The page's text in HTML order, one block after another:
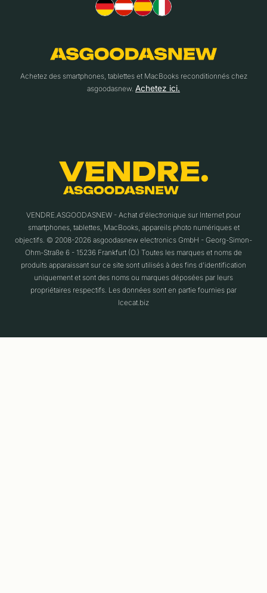
Achetez des smartphones, tablettes et MacBooks reconditionnés chez
asgoodasnew. Achetez ici.
VENDRE.ASGOODASNEW - Achat d'électronique sur Internet pour
smartphones, tablettes, MacBooks, appareils photo numériques et
objectifs. © 2008-2026 asgoodasnew electronics GmbH - Georg-Simon-
Ohm-Straße 6 - 15236 Frankfurt (O.) Toutes les marques et noms de
produits apparaissant sur ce site sont utilisés à des fins d'identification
uniquement et sont des noms ou marques déposées par leurs
propriétaires respectifs. Les données sont en partie fournies par
Icecat.biz